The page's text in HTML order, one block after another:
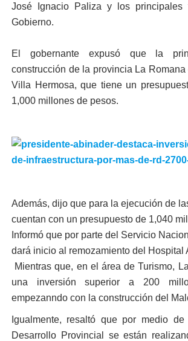
José Ignacio Paliza y los principales
Gobierno.
El gobernante expusó que la
construcción de la provincia La
Villa Hermosa, que tiene un
1,000 millones de pesos.
Además, dijo que para la ejecución de
cuentan con un presupuesto de 1,040
Informó que por parte del Servicio
dará inicio al remozamiento del Hospital
Mientras que, en el área de Turismo,
una inversión superior a 200
empezanndo con la construcción del
Igualmente, resaltó que por medio
Desarrollo Provincial se están